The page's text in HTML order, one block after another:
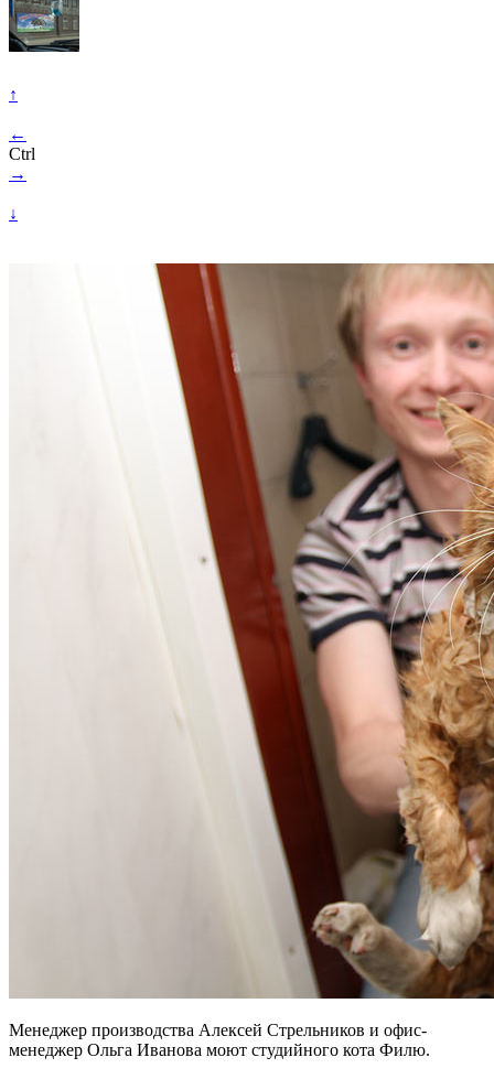
↑
←
Ctrl
→
↓
Менеджер производства Алексей Стрельников и офис-
менеджер Ольга Иванова моют студийного кота Филю.